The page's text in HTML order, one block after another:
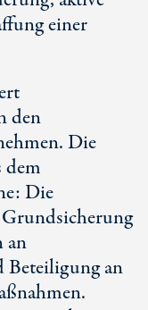
einer
den
Die
Die
an
Beteiligung an